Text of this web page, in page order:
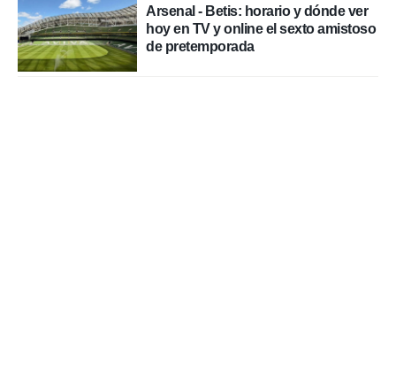
Arsenal - Betis: horario y dónde ver
hoy en TV y online el sexto amistoso
de pretemporada